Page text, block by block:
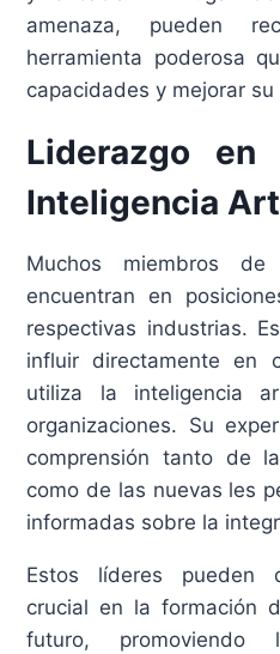
amenaza, pueden
herramienta poderosa
capacidades y mejorar su
Liderazgo
Inteligencia
Muchos miembros
encuentran en
respectivas industrias.
influir directamente en
utiliza la inteligencia
organizaciones. Su
comprensión tanto de
como de las nuevas les
informadas sobre la
Estos líderes pueden
crucial en la formación
futuro,